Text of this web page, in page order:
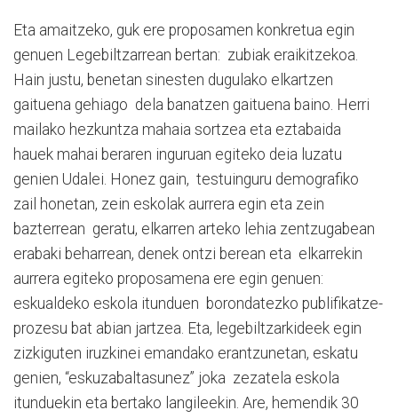
Eta amaitzeko, guk ere proposamen konkretua egin
genuen Legebiltzarrean bertan: zubiak eraikitzekoa.
Hain justu, benetan sinesten dugulako elkartzen
gaituena gehiago dela banatzen gaituena baino. Herri
mailako hezkuntza mahaia sortzea eta eztabaida
hauek mahai beraren inguruan egiteko deia luzatu
genien Udalei. Honez gain, testuinguru demografiko
zail honetan, zein eskolak aurrera egin eta zein
bazterrean geratu, elkarren arteko lehia zentzugabean
erabaki beharrean, denek ontzi berean eta elkarrekin
aurrera egiteko proposamena ere egin genuen:
eskualdeko eskola itunduen borondatezko publifikatze-
prozesu bat abian jartzea. Eta, legebiltzarkideek egin
zizkiguten iruzkinei emandako erantzunetan, eskatu
genien, “eskuzabaltasunez” joka zezatela eskola
itunduekin eta bertako langileekin. Are, hemendik 30